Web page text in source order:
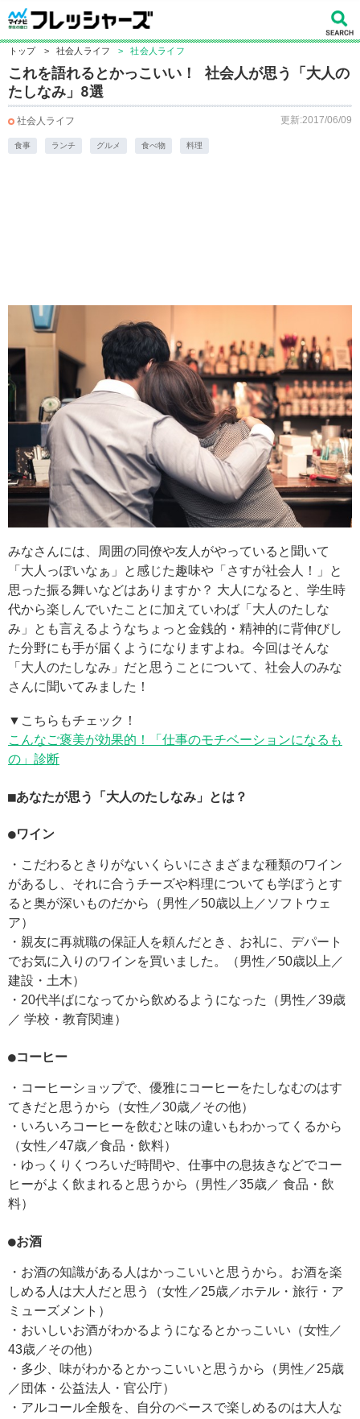
トップ > 社会人ライフ > 社会人ライフ
これを語れるとかっこいい！ 社会人が思う「大人の
たしなみ」8選
社会人ライフ 更新:2017/06/09
食事 ランチ グルメ 食べ物 料理
みなさんには、周囲の同僚や友人がやっていると聞いて
「大人っぽいなぁ」と感じた趣味や「さすが社会人！」と
思った振る舞いなどはありますか？ 大人になると、学生時
代から楽しんでいたことに加えていわば「大人のたしな
み」とも言えるようなちょっと金銭的・精神的に背伸びし
た分野にも手が届くようになりますよね。今回はそんな
「大人のたしなみ」だと思うことについて、社会人のみな
さんに聞いてみました！
▼こちらもチェック！
こんなご褒美が効果的！「仕事のモチベーションになるも
の」診断
■あなたが思う「大人のたしなみ」とは？
●ワイン
・こだわるときりがないくらいにさまざまな種類のワイン
があるし、それに合うチーズや料理についても学ぼうとす
ると奥が深いものだから（男性／50歳以上／ソフトウェ
ア）
・親友に再就職の保証人を頼んだとき、お礼に、デパート
でお気に入りのワインを買いました。（男性／50歳以上／
建設・土木）
・20代半ばになってから飲めるようになった（男性／39歳
／ 学校・教育関連）
●コーヒー
・コーヒーショップで、優雅にコーヒーをたしなむのはす
てきだと思うから（女性／30歳／その他）
・いろいろコーヒーを飲むと味の違いもわかってくるから
（女性／47歳／食品・飲料）
・ゆっくりくつろいだ時間や、仕事中の息抜きなどでコー
ヒーがよく飲まれると思うから（男性／35歳／ 食品・飲
料）
●お酒
・お酒の知識がある人はかっこいいと思うから。お酒を楽
しめる人は大人だと思う（女性／25歳／ホテル・旅行・ア
ミューズメント）
・おいしいお酒がわかるようになるとかっこいい（女性／
43歳／その他）
・多少、味がわかるとかっこいいと思うから（男性／25歳
／団体・公益法人・官公庁）
・アルコール全般を、自分のペースで楽しめるのは大人な